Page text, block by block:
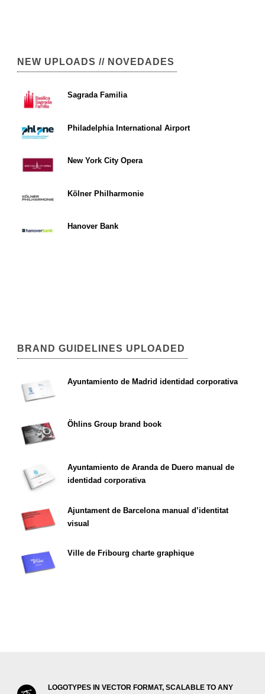
NEW UPLOADS // NOVEDADES
Sagrada Familia
Philadelphia International Airport
New York City Opera
Kölner Philharmonie
Hanover Bank
BRAND GUIDELINES UPLOADED
Ayuntamiento de Madrid identidad corporativa
Öhlins Group brand book
Ayuntamiento de Aranda de Duero manual de
identidad corporativa
Ajuntament de Barcelona manual d’identitat
visual
Ville de Fribourg charte graphique
LOGOTYPES IN VECTOR FORMAT, SCALABLE TO ANY